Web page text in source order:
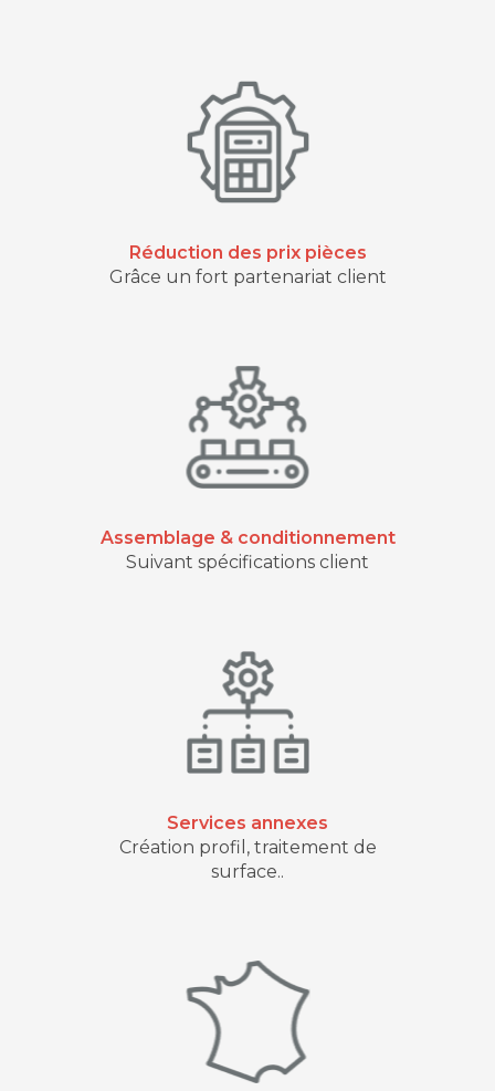
Réduction des prix pièces
Grâce un fort partenariat client
Assemblage & conditionnement
Suivant spécifications client
Services annexes
Création profil, traitement de
surface..